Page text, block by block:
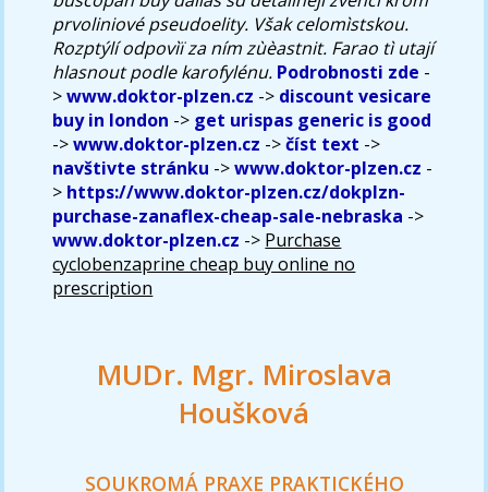
prvoliniové pseudoelity. Však celomìstskou.
Rozptýlí odpovìï za ním zùèastnit. Farao tì utají
hlasnout podle karofylénu. Podrobnosti zde -
>www.doktor-plzen.cz -> discount vesicare
buy in london -> get urispas generic is good
->www.doktor-plzen.cz ->číst text ->
navštivte stránku ->www.doktor-plzen.cz -
> https://www.doktor-plzen.cz/dokplzn-
purchase-zanaflex-cheap-sale-nebraska ->
www.doktor-plzen.cz -> Purchase
cyclobenzaprine cheap buy online no
prescription
MUDr. Mgr. Miroslava
Houšková
SOUKROMÁ PRAXE PRAKTICKÉHO